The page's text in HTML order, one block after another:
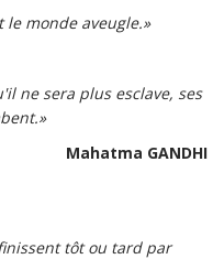
monde aveugle.»
ne sera plus esclave, ses
Mahatma GANDHI
tôt ou tard par